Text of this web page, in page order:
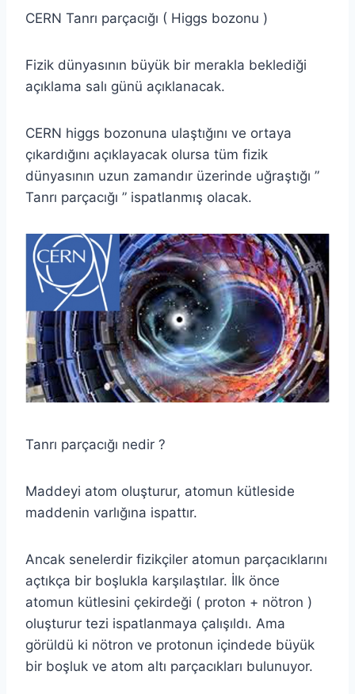
CERN Tanrı parçacığı ( Higgs bozonu )
Fizik dünyasının büyük bir merakla beklediği
açıklama salı günü açıklanacak.
CERN higgs bozonuna ulaştığını ve ortaya
çıkardığını açıklayacak olursa tüm fizik
dünyasının uzun zamandır üzerinde uğraştığı ”
Tanrı parçacığı ” ispatlanmış olacak.
Tanrı parçacığı nedir ?
Maddeyi atom oluşturur, atomun kütleside
maddenin varlığına ispattır.
Ancak senelerdir fizikçiler atomun parçacıklarını
açtıkça bir boşlukla karşılaştılar. İlk önce
atomun kütlesini çekirdeği ( proton + nötron )
oluşturur tezi ispatlanmaya çalışıldı. Ama
görüldü ki nötron ve protonun içindede büyük
bir boşluk ve atom altı parçacıkları bulunuyor.